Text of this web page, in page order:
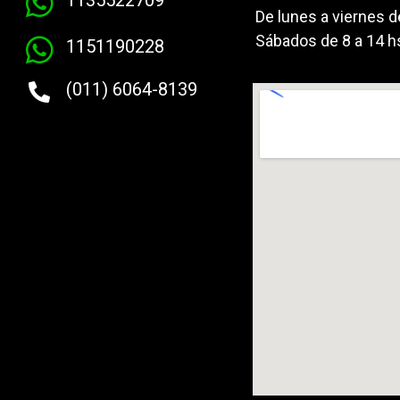
1151190228
(011) 6064-8139
De lunes a viernes
Sábados de 8 a 14